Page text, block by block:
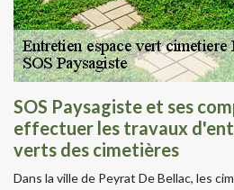
SOS Paysagiste et ses
effectuer les travaux
verts des cimetières
Dans la ville de Peyrat De Bellac, les